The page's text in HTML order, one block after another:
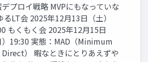
プロイ戦略 MVPにもなっていな
るLT会 2025年12月13日（土）
もくもく会 2025年12月15日
）19:30 実態：MAD（Minimum
Direct） 暇なときにとりあえずや